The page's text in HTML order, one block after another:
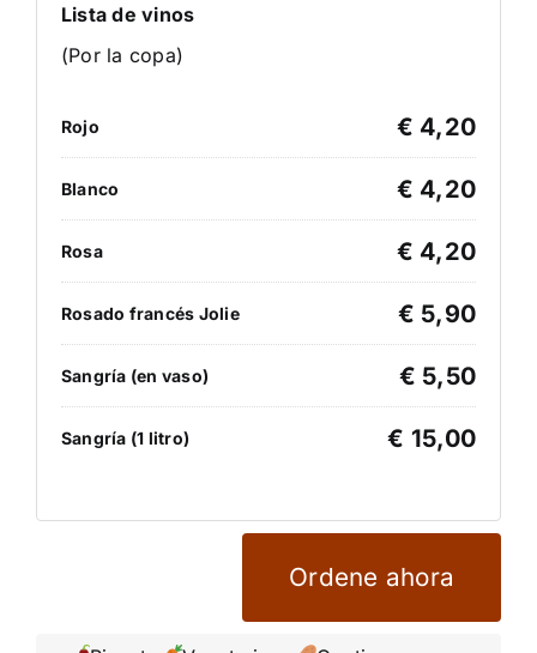
Lista de vinos
(Por la copa)
Rojo € 4,20
Blanco € 4,20
Rosa € 4,20
Rosado francés Jolie € 5,90
Sangría (en vaso) € 5,50
Sangría (1 litro) € 15,00
Ordene ahora